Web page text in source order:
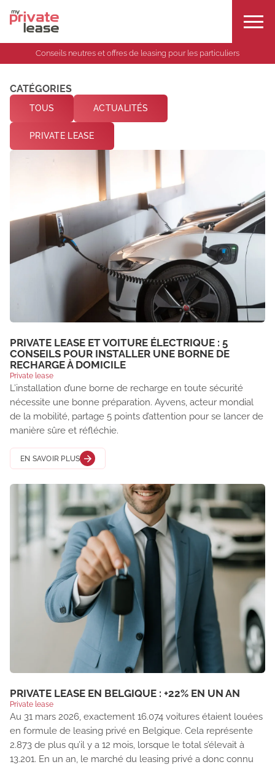
Conseils neutres et offres de leasing pour les particuliers
CATÉGORIES
TOUS ACTUALITÉS
PRIVATE LEASE
PRIVATE LEASE ET VOITURE ÉLECTRIQUE : 5
CONSEILS POUR INSTALLER UNE BORNE DE
RECHARGE À DOMICILE
Private lease
L’installation d’une borne de recharge en toute sécurité
nécessite une bonne préparation. Ayvens, acteur mondial
de la mobilité, partage 5 points d’attention pour se lancer de
manière sûre et réfléchie.
EN SAVOIR PLUS
PRIVATE LEASE EN BELGIQUE : +22% EN UN AN
Private lease
Au 31 mars 2026, exactement 16.074 voitures étaient louées
en formule de leasing privé en Belgique. Cela représente
2.873 de plus qu’il y a 12 mois, lorsque le total s’élevait à
13.201. En un an, le marché du leasing privé a donc connu